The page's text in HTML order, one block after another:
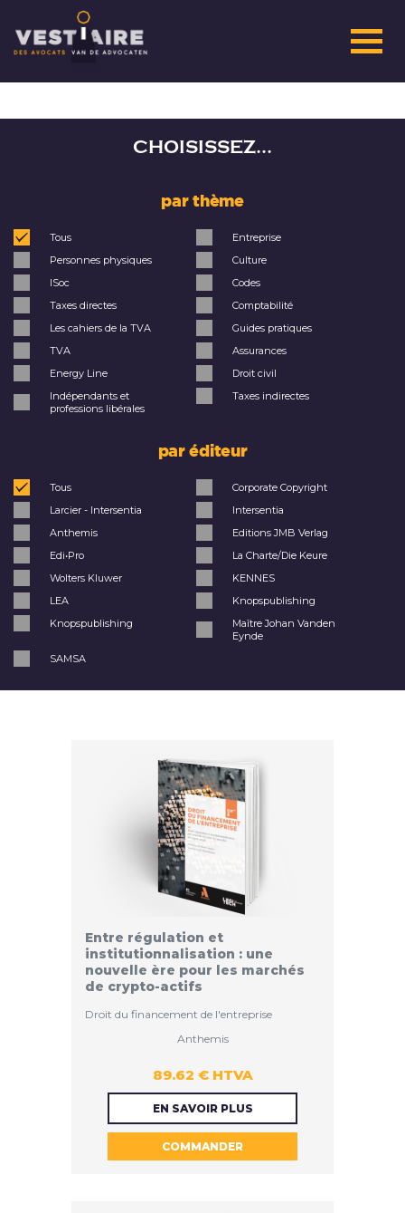
CHOISISSEZ...
par thème
Tous
Entreprise
Personnes physiques
Culture
ISoc
Codes
Taxes directes
Comptabilité
Les cahiers de la TVA
Guides pratiques
TVA
Assurances
Energy Line
Droit civil
Indépendants et
professions libérales
Taxes indirectes
par éditeur
Tous
Corporate Copyright
Larcier - Intersentia
Intersentia
Anthemis
Editions JMB Verlag
Edi•Pro
La Charte/Die Keure
Wolters Kluwer
KENNES
LEA
Knopspublishing
Knopspublishing
Maître Johan Vanden
Eynde
SAMSA
Entre régulation et
institutionnalisation : une
nouvelle ère pour les marchés
de crypto-actifs
Droit du financement de l'entreprise
89.62 € HTVA
Anthemis
EN SAVOIR PLUS
COMMANDER
89.62 €